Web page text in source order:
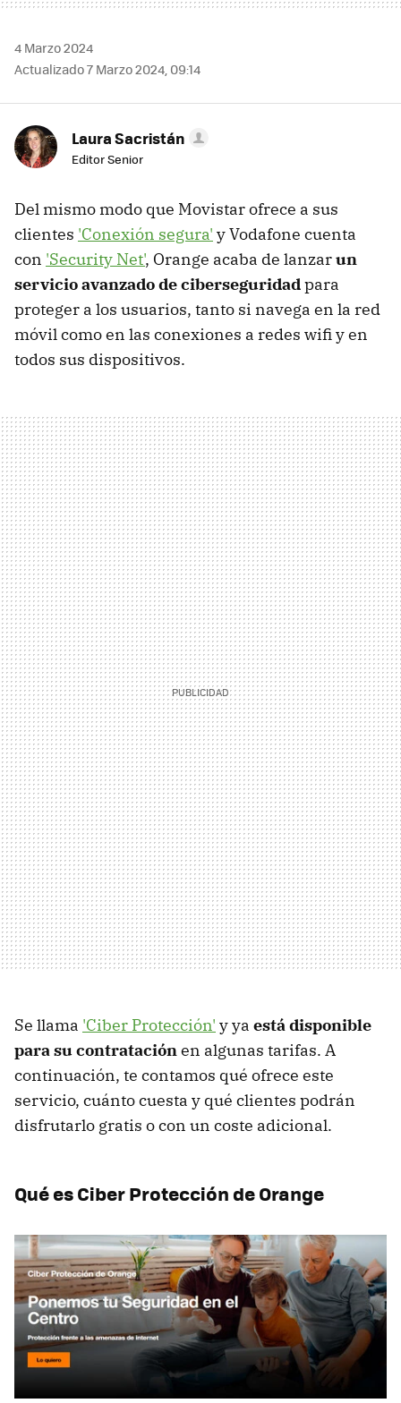
4 Marzo 2024
Actualizado 7 Marzo 2024, 09:14
Laura Sacristán
Editor Senior
Del mismo modo que Movistar ofrece a sus
clientes 'Conexión segura' y Vodafone cuenta
con 'Security Net', Orange acaba de lanzarun
servicio avanzado de ciberseguridadpara
proteger a los usuarios, tanto si navega en la red
móvil como en las conexiones a redes wifi y en
todos sus dispositivos.
Se llama 'Ciber Protección' y ya está disponible
para su contrataciónen algunas tarifas. A
continuación, te contamos qué ofrece este
servicio, cuánto cuesta y qué clientes podrán
disfrutarlo gratis o con un coste adicional.
Qué es Ciber Protección de Orange